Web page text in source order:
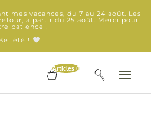
mes vacances, du 7 au 24 août. Les
à partir du 25 août. Merci pour
patience !
été !
Articles 0